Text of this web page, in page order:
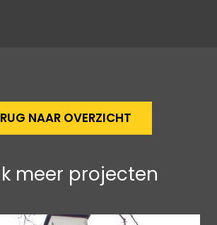
NAAR OVERZICHT
meer projecten